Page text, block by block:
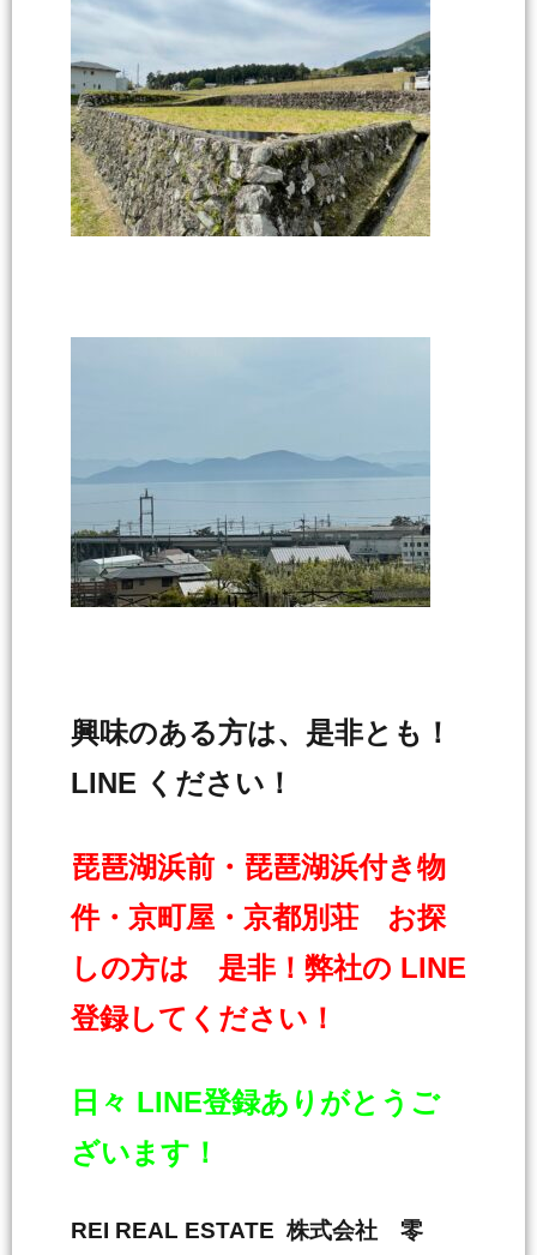
興味のある方は、是非とも！
LINE ください！
琵琶湖浜前・琵琶湖浜付き物
件・京町屋・京都別荘 お探
しの方は 是非！弊社の LINE
登録してください！
日々 LINE登録ありがとうご
ざいます！
REI REAL ESTATE 株式会社 零